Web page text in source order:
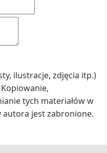
ilustracje, zdjęcia itp.)
tych materiałów w
autora jest zabronione.